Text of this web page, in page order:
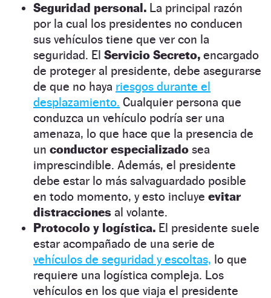
Seguridad personal. La principal razón
por la cual los presidentes no conducen
sus vehículos tiene que ver con la
seguridad. El Servicio Secreto, encargado
de proteger al presidente, debe asegurarse
de que no haya riesgos durante el
desplazamiento. Cualquier persona que
conduzca un vehículo podría ser una
amenaza, lo que hace que la presencia de
un conductor especializado sea
imprescindible. Además, el presidente
debe estar lo más salvaguardado posible
en todo momento, y esto incluye evitar
distracciones al volante.
Protocolo y logística. El presidente suele
estar acompañado de una serie de
vehículos de seguridad y escoltas, lo que
requiere una logística compleja. Los
vehículos en los que viaja el presidente